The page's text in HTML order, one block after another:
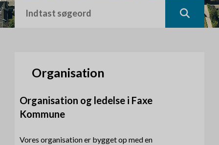
v
e
d
Organisation
Organisation og ledelse i Faxe
Kommune
Vores organisation er bygget op med en